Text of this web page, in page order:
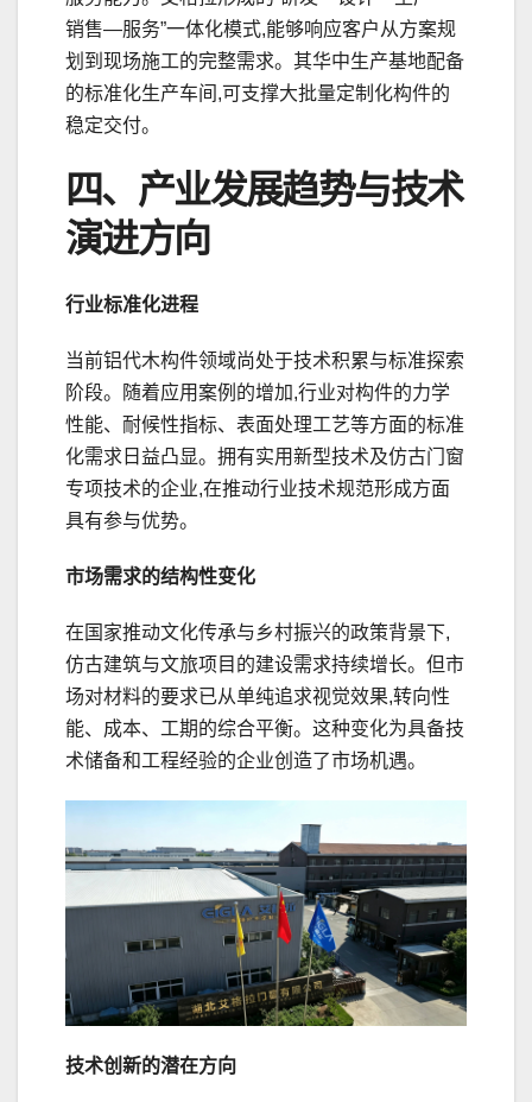
销售—服务”一体化模式,能够响应客户从方案规
划到现场施工的完整需求。其华中生产基地配备
的标准化生产车间,可支撑大批量定制化构件的
稳定交付。
四、产业发展趋势与技术
演进方向
行业标准化进程
当前铝代木构件领域尚处于技术积累与标准探索
阶段。随着应用案例的增加,行业对构件的力学
性能、耐候性指标、表面处理工艺等方面的标准
化需求日益凸显。拥有实用新型技术及仿古门窗
专项技术的企业,在推动行业技术规范形成方面
具有参与优势。
市场需求的结构性变化
在国家推动文化传承与乡村振兴的政策背景下,
仿古建筑与文旅项目的建设需求持续增长。但市
场对材料的要求已从单纯追求视觉效果,转向性
能、成本、工期的综合平衡。这种变化为具备技
术储备和工程经验的企业创造了市场机遇。
技术创新的潜在方向